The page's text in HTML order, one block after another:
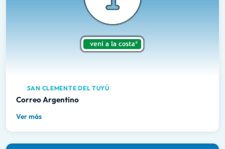
SAN CLEMENTE DEL TUYÚ
Correo Argentino
Ver más